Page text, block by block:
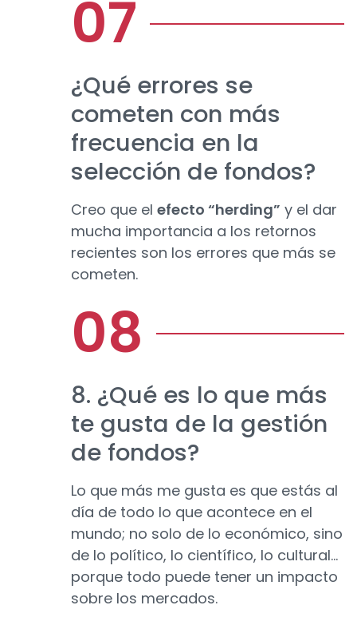
¿Qué errores se
cometen con más
frecuencia en la
selección de fondos?
Creo que el efecto “herding” y el dar
mucha importancia a los retornos
recientes son los errores que más se
cometen.
8. ¿Qué es lo que más
te gusta de la gestión
de fondos?
Lo que más me gusta es que estás al
día de todo lo que acontece en el
mundo; no solo de lo económico, sino
de lo político, lo científico, lo cultural...
porque todo puede tener un impacto
sobre los mercados.